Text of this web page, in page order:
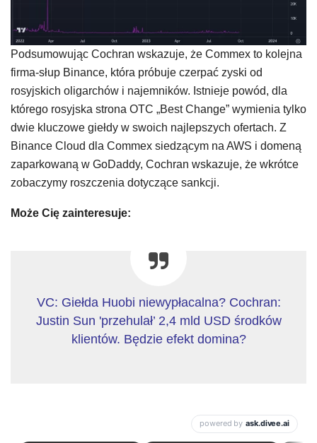
Podsumowując Cochran wskazuje, że Commex to kolejna
firma-słup Binance, która próbuje czerpać zyski od
rosyjskich oligarchów i najemników. Istnieje powód, dla
którego rosyjska strona OTC „Best Change” wymienia tylko
dwie kluczowe giełdy w swoich najlepszych ofertach. Z
Binance Cloud dla Commex siedzącym na AWS i domeną
zaparkowaną w GoDaddy, Cochran wskazuje, że wkrótce
zobaczymy roszczenia dotyczące sankcji.
Może Cię zainteresuje:
VC: Giełda Huobi niewypłacalna? Cochran:
Justin Sun 'przehulał’ 2,4 mld USD środków
klientów. Będzie efekt domina?